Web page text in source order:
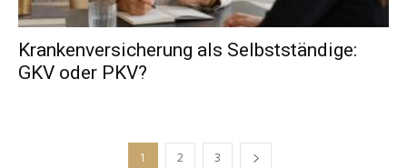
Krankenversicherung als Selbstständige:
GKV oder PKV?
1 2 3